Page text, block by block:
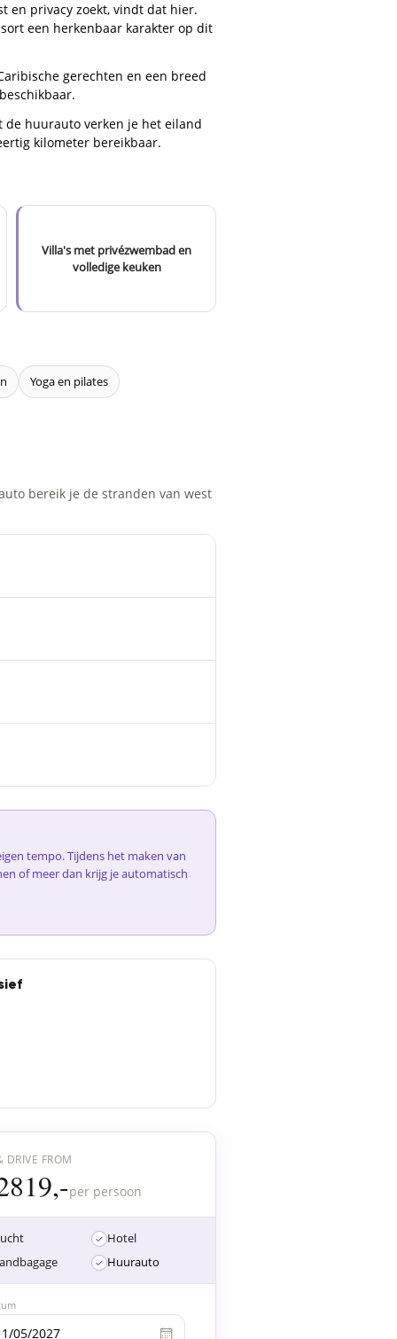
en privacy zoekt, vindt dat hier.
een herkenbaar karakter op dit
gerechten en een breed
huurauto verken je het eiland
kilometer bereikbaar.
Villa's met privézwembad en
volledige keuken
Yoga en pilates
bereik je de stranden van west
tempo. Tijdens het maken van
of meer dan krijg je automatisch
DRIVE FROM
per persoon
Hotel
Huurauto
19
20
21
22